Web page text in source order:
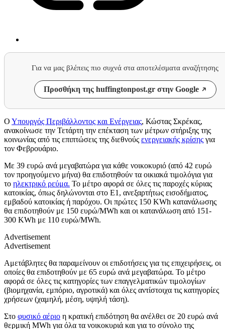
Για να μας βλέπεις πιο συχνά στα αποτελέσματα αναζήτησης
Προσθήκη της huffingtonpost.gr στην Google
Ο Υπουργός Περιβάλλοντος και Ενέργειας, Κώστας Σκρέκας,
ανακοίνωσε την Τετάρτη την επέκταση των μέτρων στήριξης της
κοινωνίας από τις επιπτώσεις της διεθνούς ενεργειακής κρίσης για
τον Φεβρουάριο.
Mε 39 ευρώ ανά μεγαβατώρα για κάθε νοικοκυριό (από 42 ευρώ
τον προηγούμενο μήνα) θα επιδοτηθούν τα οικιακά τιμολόγια για
το ηλεκτρικό ρεύμα. Το μέτρο αφορά σε όλες τις παροχές κύριας
κατοικίας, όπως δηλώνονται στο Ε1, ανεξαρτήτως εισοδήματος,
εμβαδού κατοικίας ή παρόχου. Οι πρώτες 150 KWh κατανάλωσης
θα επιδοτηθούν με 150 ευρώ/MWh και οι κατανάλωση από 151-
300 KWh με 110 ευρώ/MWh.
Advertisement
Advertisement
Αμετάβλητες θα παραμείνουν οι επιδοτήσεις για τις επιχειρήσεις, οι
οποίες θα επιδοτηθούν με 65 ευρώ ανά μεγαβατώρα. Το μέτρο
αφορά σε όλες τις κατηγορίες των επαγγελματικών τιμολογίων
(βιομηχανία, εμπόριο, αγροτικά) και όλες αντίστοιχα τις κατηγορίες
χρήσεων (χαμηλή, μέση, υψηλή τάση).
Στο φυσικό αέριο η κρατική επιδότηση θα ανέλθει σε 20 ευρώ ανά
θερμική MWh για όλα τα νοικοκυριά και για το σύνολο της